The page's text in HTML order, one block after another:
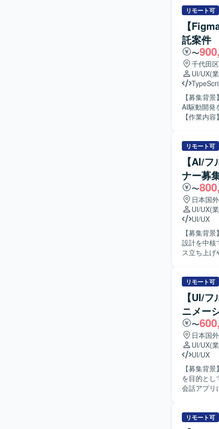
リモート可
【
託案件
〜
千代田
UI/UX(
【募集背
AI駆動開発
【作業内
画面設計
クティブ
がら意思
分析を通じ
スト、品質確認まで担
物事の本
取り組み
として助
ークホル
す。 【ポジションの魅力】 モダンなWeb開発チームの一員として、新規プロダクトの企画・設
計段階から
を実務の中
価値向上に寄与できる
ラには
使用してい
やバーチャ
用した
す。
リモート可
【AI/
ナー募
〜
日本国外
UI/UX(
UI/UX
【募集背
設計を中核
ス立ち上げ
た体験設
ン、プロ
ールを活
クトマネー
げと改善を
リリース
LP、オン
ンシステ
働し、実装連
での成果
作って終わ
ります。
ます。 ・
リモート可
【UI/
ニメー
〜
日本国外
UI/UX(
UI/UX
【募集背
を目的として
会話アプリ
ミング・
一貫した
リモート可